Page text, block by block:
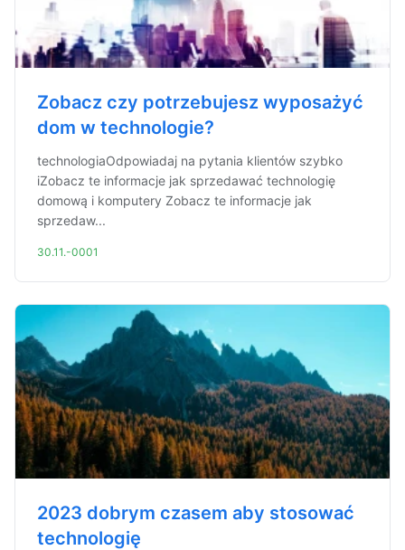
Zobacz czy potrzebujesz wyposażyć
dom w technologie?
technologiaOdpowiadaj na pytania klientów szybko
iZobacz te informacje jak sprzedawać technologię
domową i komputery Zobacz te informacje jak
sprzedaw...
30.11.-0001
2023 dobrym czasem aby stosować
technologię